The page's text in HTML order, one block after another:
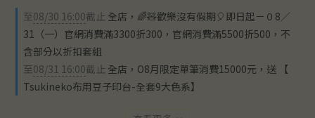
至08/30 16:00截止 全店，🌈🧸歡樂沒有假期🎈即日起－０8／
31（一）官網消費滿3300折300，官網消費滿5500折500，不
含部分以折扣套組
至08/31 16:00截止 全店，O8月限定單筆消費15000元，送 【
Tsukineko布用豆子印台-全套9大色系】